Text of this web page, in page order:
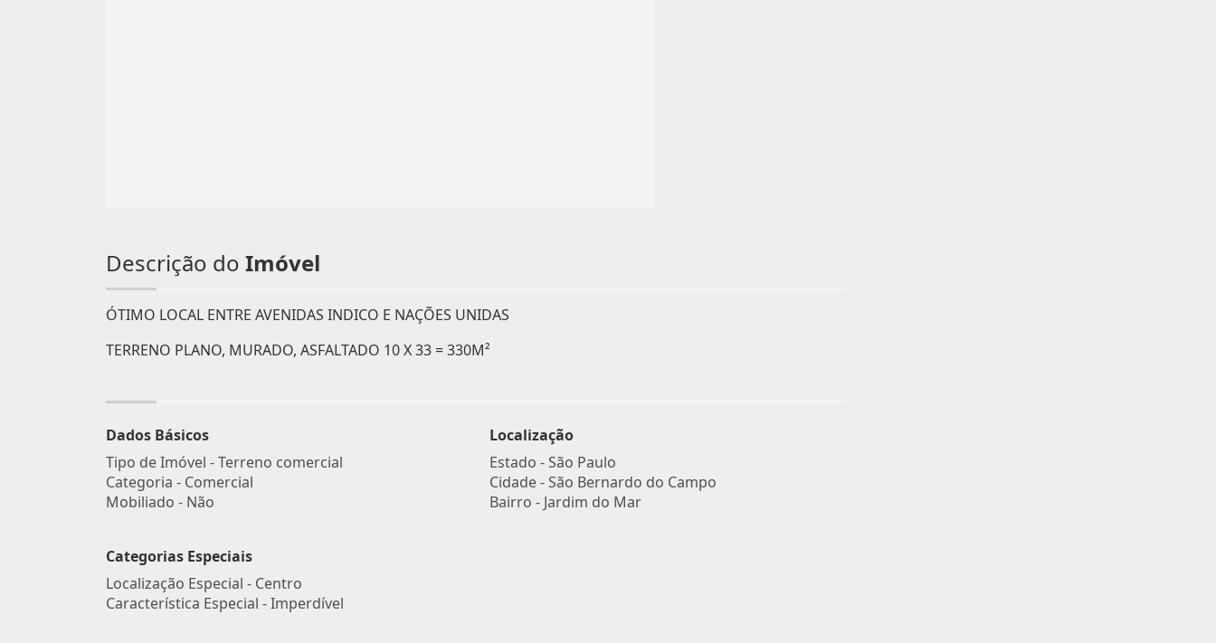
Descrição do Imóvel
ÓTIMO LOCAL ENTRE AVENIDAS INDICO E NAÇÕES UNIDAS
TERRENO PLANO, MURADO, ASFALTADO 10 X 33 = 330M²
Dados Básicos
Tipo de Imóvel - Terreno comercial
Categoria - Comercial
Mobiliado - Não
Categorias Especiais
Localização Especial - Centro
Característica Especial - Imperdível
Localização
Estado -São Paulo
Cidade -São Bernardo do Campo
Bairro - Jardim do Mar